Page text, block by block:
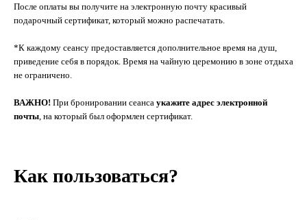
После оплаты вы получите на электронную почту красивый
подарочный сертификат, который можно распечатать.
*К каждому сеансу предоставляется дополнительное время на душ,
приведение себя в порядок. Время на чайную церемонию в зоне отдыха
не ограничено.
ВАЖНО! При бронировании сеанса укажите адрес электронной
почты, на который был оформлен сертификат.
Как пользоваться?